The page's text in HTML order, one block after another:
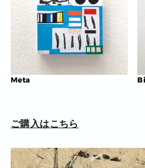
Meta
ご購入はこちら